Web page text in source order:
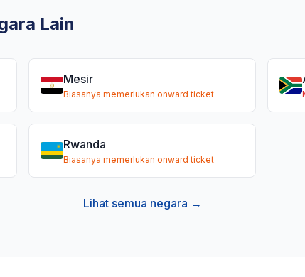
Lain
Mesir
Biasanya memerlukan onward ticket
Rwanda
Biasanya memerlukan onward ticket
Lihat semua negara →